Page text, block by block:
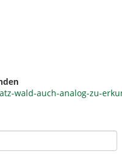
wald-auch-analog-zu-